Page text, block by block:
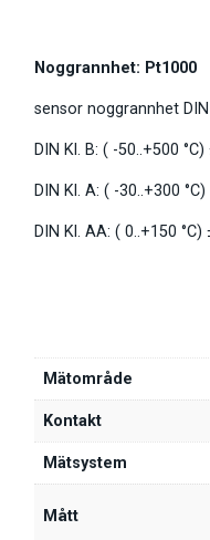
Noggrannhet: Pt1000
sensor noggrannhet DIN
DIN Kl. B: ( -50..+500 °C)
DIN Kl. A: ( -30..+300 °C)
DIN Kl. AA: ( 0..+150 °C)
Mätområde
Kontakt
Mätsystem
Mått